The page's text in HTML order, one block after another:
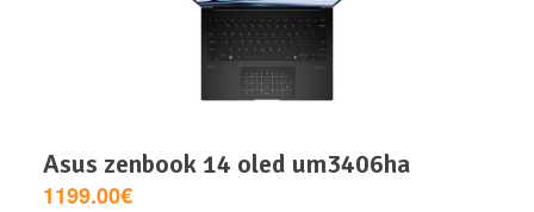
asus zenbook 14 oled um3406ha
1199.00€